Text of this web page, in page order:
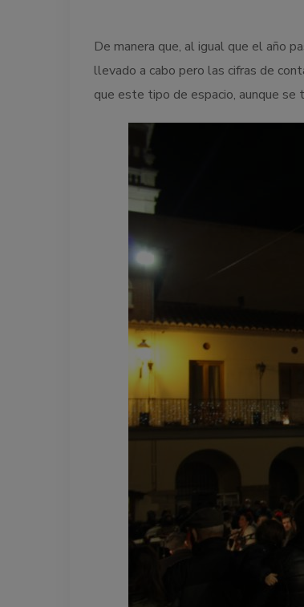
De manera que, al igual que el año
llevado a cabo pero las cifras de
que este tipo de espacio, aunque